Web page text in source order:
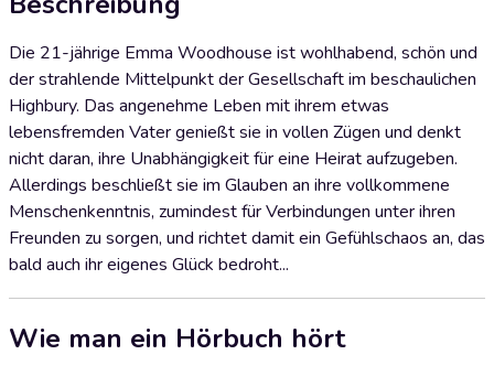
Die 21-jährige Emma Woodhouse ist wohlhabend, schön und
der strahlende Mittelpunkt der Gesellschaft im beschaulichen
Highbury. Das angenehme Leben mit ihrem etwas
lebensfremden Vater genießt sie in vollen Zügen und denkt
nicht daran, ihre Unabhängigkeit für eine Heirat aufzugeben.
Allerdings beschließt sie im Glauben an ihre vollkommene
Menschenkenntnis, zumindest für Verbindungen unter ihren
Freunden zu sorgen, und richtet damit ein Gefühlschaos an, das
bald auch ihr eigenes Glück bedroht...
Wie man ein Hörbuch hört